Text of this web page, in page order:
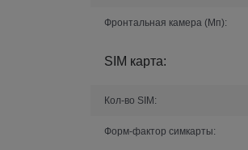
Фронтальная камера (Мп):
SIM карта:
Кол-во SIM:
Форм-фактор симкарты: